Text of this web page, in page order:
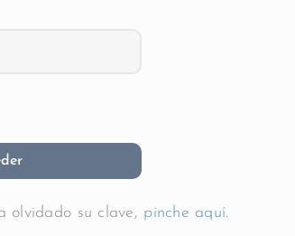
olvidado su clave, pinche aquí.